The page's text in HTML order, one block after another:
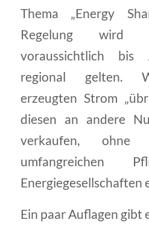
Thema „Energy
Regelung wird
voraussichtlich
regional gelten.
erzeugten Strom
diesen an andere
verkaufen,
umfangreichen
Energiegesellschaften
Ein paar Auflagen gibt